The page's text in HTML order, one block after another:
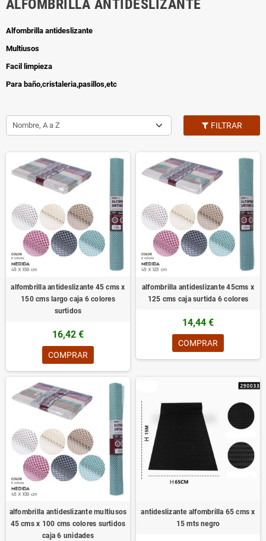
ALFOMBRILLA ANTIDESLIZANTE
Alfombrilla antideslizante
Multiusos
Facil limpieza
Para baño,cristaleria,pasillos,etc
Nombre, A a Z FILTRAR
alfombrilla antideslizante 45 cms x
150 cms largo caja 6 colores
surtidos
16,42 €
COMPRAR
alfombrilla antideslizante 45cms x
125 cms caja surtida 6 colores
14,44 €
COMPRAR
alfombrilla antideslizante multiusos
45 cms x 100 cms colores surtidos
caja 6 unidades
antideslizante alfombrilla 65 cms x
15 mts negro